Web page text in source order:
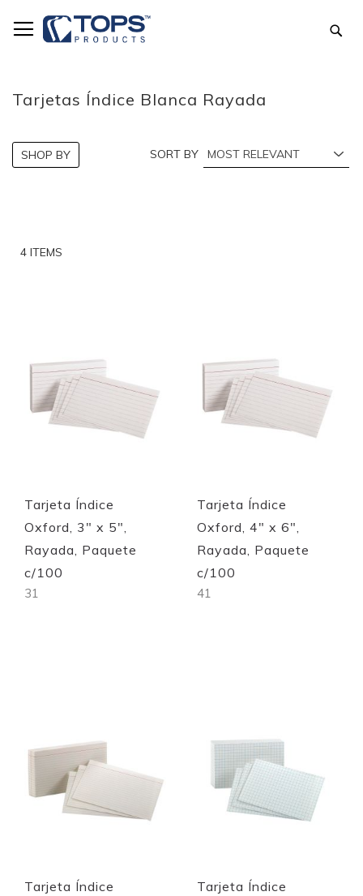
to
Content
Tarjetas Índice Blanca Rayada
4 ITEMS
SORT BY
Tarjeta Índice
Oxford, 3" x 5",
Rayada, Paquete
c/100
31
Quickview
Tarjeta Índice
Oxford, 4" x 6",
Rayada, Paquete
c/100
41
Quickview
Tarjeta Índice
Tarjeta Índice
SHOP BY